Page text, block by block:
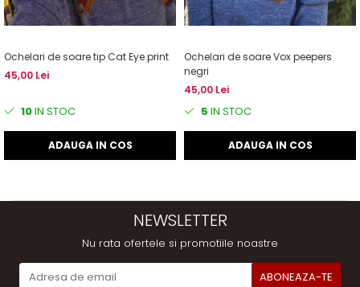
Ochelari de soare tip Cat Eye print
45,00 Lei
10IN STOC
ADAUGA IN COS
Ochelari de soare Vox peepers
negri
45,00 Lei
5 IN STOC
ADAUGA IN COS
NEWSLETTER
Nu rata ofertele si promotiile noastre